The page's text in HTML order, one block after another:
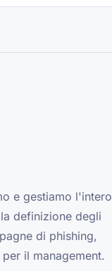
e gestiamo l'intero
definizione degli
di phishing,
il management.